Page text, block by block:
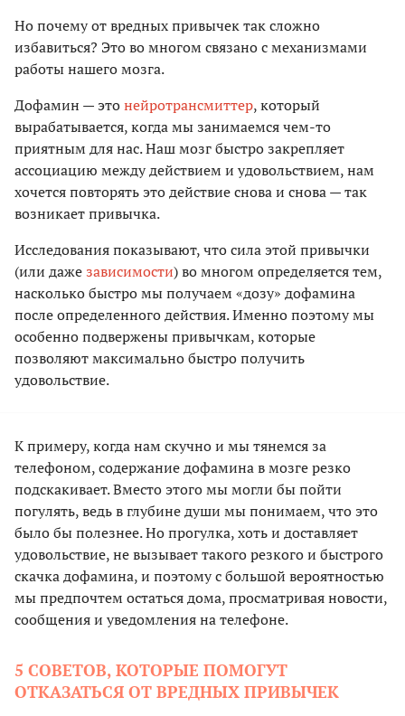
Но почему от вредных привычек так сложно
избавиться? Это во многом связано с механизмами
работы нашего мозга.
Дофамин — этонейротрансмиттер, который
вырабатывается, когда мы занимаемся чем-то
приятным для нас. Наш мозг быстро закрепляет
ассоциацию между действием и удовольствием, нам
хочется повторять это действие снова и снова — так
возникает привычка.
Исследования показывают, что сила этой привычки
(или дажезависимости) во многом определяется тем,
насколько быстро мы получаем «дозу» дофамина
после определенного действия. Именно поэтому мы
особенно подвержены привычкам, которые
позволяют максимально быстро получить
удовольствие.
К примеру, когда нам скучно и мы тянемся за
телефоном, содержание дофамина в мозге резко
подскакивает. Вместо этого мы могли бы пойти
погулять, ведь в глубине души мы понимаем, что это
было бы полезнее. Но прогулка, хоть и доставляет
удовольствие, не вызывает такого резкого и быстрого
скачка дофамина, и поэтому с большой вероятностью
мы предпочтем остаться дома, просматривая новости,
сообщения и уведомления на телефоне.
5 СОВЕТОВ, КОТОРЫЕ ПОМОГУТ
ОТКАЗАТЬСЯ ОТ ВРЕДНЫХ ПРИВЫЧЕК